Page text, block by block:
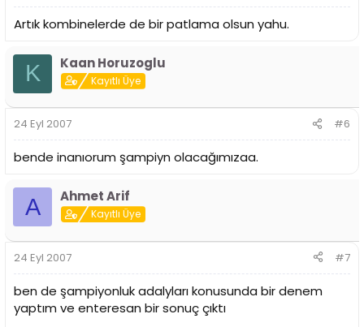
Artık kombinelerde de bir patlama olsun yahu.
K Kaan Horuzoglu
Kayıtlı Üye
24 Eyl 2007 #6
bende inanıorum şampiyn olacağımızaa.
A Ahmet Arif
Kayıtlı Üye
24 Eyl 2007 #7
ben de şampiyonluk adalyları konusunda bir denem
yaptım ve enteresan bir sonuç çıktı